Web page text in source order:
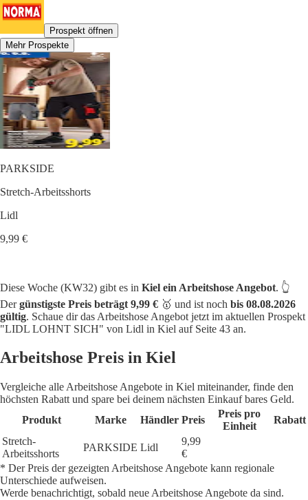
Prospekt öffnen
Mehr Prospekte
PARKSIDE
Stretch-Arbeitsshorts
Lidl
9,99 €
Diese Woche (KW32) gibt es in Kiel ein Arbeitshose Angebot. 👆
Dergünstigste Preis beträgt 9,99 € 🥇 und ist noch bis 08.08.2026
gültig. Schaue dir das Arbeitshose Angebot jetzt im aktuellen Prospekt
"LIDL LOHNT SICH" von Lidl in Kiel auf Seite 43 an.
Arbeitshose Preis in Kiel
Vergleiche alle Arbeitshose Angebote in Kiel miteinander, finde den
höchsten Rabatt und spare bei deinem nächsten Einkauf bares Geld.
Produkt
Marke Händler Preis
Preis pro
Einheit
Rabatt
Stretch-
Arbeitsshorts
PARKSIDE Lidl
9,99
€
* Der Preis der gezeigten Arbeitshose Angebote kann regionale
Unterschiede aufweisen.
Werde benachrichtigt, sobald neue Arbeitshose Angebote da sind.